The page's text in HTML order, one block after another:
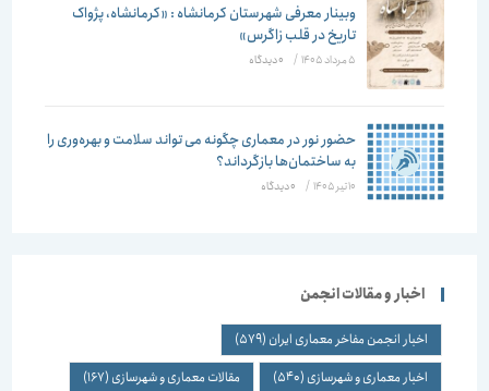
وبینار معرفی شهرستان کرمانشاه : «کرمانشاه، پژواک
تاریخ در قلب زاگرس»
5 مرداد 1405 / ۰ دیدگاه
حضور نور در معماری چگونه می تواند سلامت و بهره‌وری را
به ساختمان‌ها بازگرداند؟
10 تیر 1405 / ۰ دیدگاه
اخبار و مقالات انجمن
اخبار انجمن مفاخر معماری ایران(579)
اخبار معماری و شهرسازی(540) مقالات معماری و شهرسازی(167)